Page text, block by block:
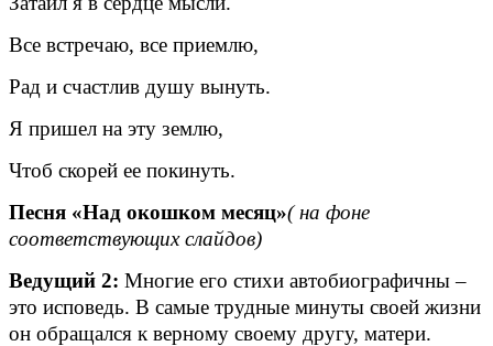
Все встречаю, все приемлю,
Рад и счастлив душу вынуть.
Я пришел на эту землю,
Чтоб скорей ее покинуть.
Песня «Над окошком месяц»( на фоне
соответствующих слайдов)
Ведущий 2: Многие его стихи автобиографичны –
это исповедь. В самые трудные минуты своей жизни
он обращался к верному своему другу, матери.